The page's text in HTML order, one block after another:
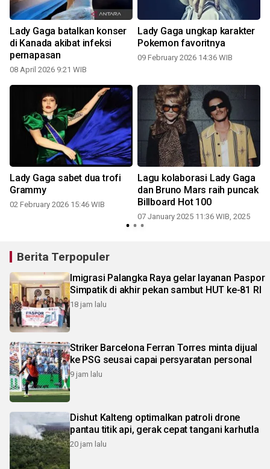
Lady Gaga batalkan konser
di Kanada akibat infeksi
pernapasan
08 April 2026 9:21 WIB
Lady Gaga ungkap karakter
Pokemon favoritnya
09 February 2026 14:36 WIB
Lady Gaga sabet dua trofi
Grammy
02 February 2026 15:46 WIB
Lagu kolaborasi Lady Gaga
dan Bruno Mars raih puncak
Billboard Hot 100
07 January 2025 11:36 WIB, 2025
Berita Terpopuler
Imigrasi Palangka Raya gelar layanan Paspor
Simpatik di akhir pekan sambut HUT ke-81 RI
18 jam lalu
Striker Barcelona Ferran Torres minta dijual
ke PSG seusai capai persyaratan personal
9 jam lalu
Dishut Kalteng optimalkan patroli drone
pantau titik api, gerak cepat tangani karhutla
20 jam lalu